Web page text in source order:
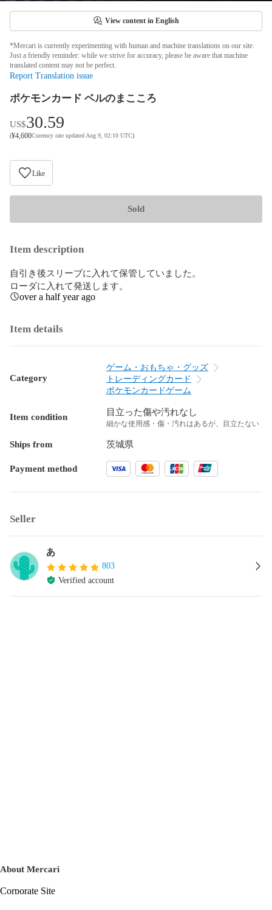
View content in English
*Mercari is currently experimenting with human and machine translations on our site.
Just a friendly reminder: while we strive for accuracy, please be aware that machine
translated content may not be perfect.
Report Translation issue
ポケモンカード ベルのまこころ
US$30.59
(¥4,600Currency rate updated Aug 9, 02:10 UTC)
Like
Sold
Item description
自引き後スリーブに入れて保管していました。
ローダに入れて発送します。
over a half year ago
Item details
Category
ゲーム・おもちゃ・グッズ
トレーディングカード
ポケモンカードゲーム
Item condition 目立った傷や汚れなし
細かな使用感・傷・汚れはあるが、目立たない
Ships from 茨城県
Payment method
Seller
あ
803
Verified account
About Mercari
Corporate Site